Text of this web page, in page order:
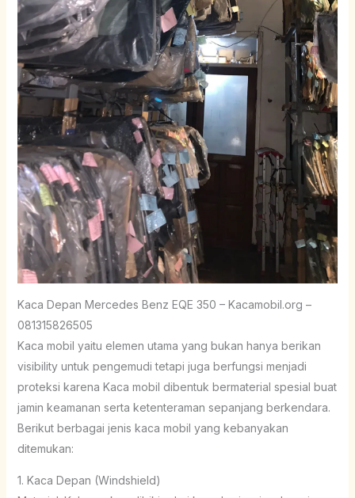
Kaca Depan Mercedes Benz EQE 350 – Kacamobil.org –
081315826505
Kaca mobil yaitu elemen utama yang bukan hanya berikan
visibility untuk pengemudi tetapi juga berfungsi menjadi
proteksi karena Kaca mobil dibentuk bermaterial spesial buat
jamin keamanan serta ketenteraman sepanjang berkendara.
Berikut berbagai jenis kaca mobil yang kebanyakan
ditemukan:
1. Kaca Depan (Windshield)